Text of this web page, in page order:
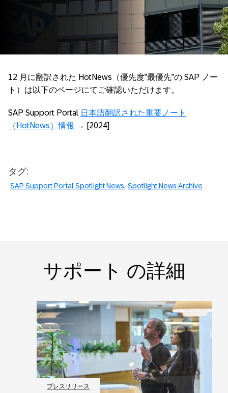
12 月に翻訳された HotNews（優先度”最優先”の SAP ノー
ト）は以下のページにてご確認いただけます。
SAP Support Portal 日本語翻訳された重要ノート
（HotNews）情報 → [2024]
タグ:
SAP Support Portal Spotlight News Spotlight News Archive
サポート の詳細
プレスリリース